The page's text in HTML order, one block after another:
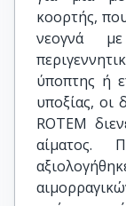
κοορτής,
νεογνά
ύποπτης ή
υποξίας, οι
ROTEM
αίματος.